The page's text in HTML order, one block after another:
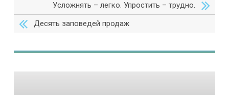
Усложнять – легко. Упростить – трудно.
Десять заповедей продаж